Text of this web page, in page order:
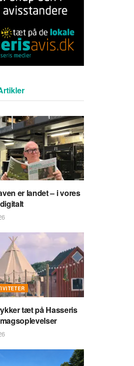
er landet – i vores
tæt på Hasseris